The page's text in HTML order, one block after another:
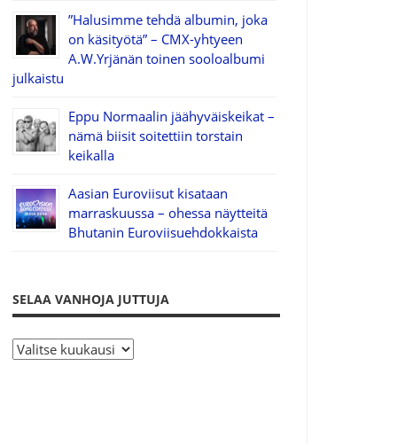
”Halusimme tehdä albumin, joka
on käsityötä” – CMX-yhtyeen
A.W.Yrjänän toinen sooloalbumi
julkaistu
Eppu Normaalin jäähyväiskeikat –
nämä biisit soitettiin torstain
keikalla
Aasian Euroviisut kisataan
marraskuussa – ohessa näytteitä
Bhutanin Euroviisuehdokkaista
SELAA VANHOJA JUTTUJA
S